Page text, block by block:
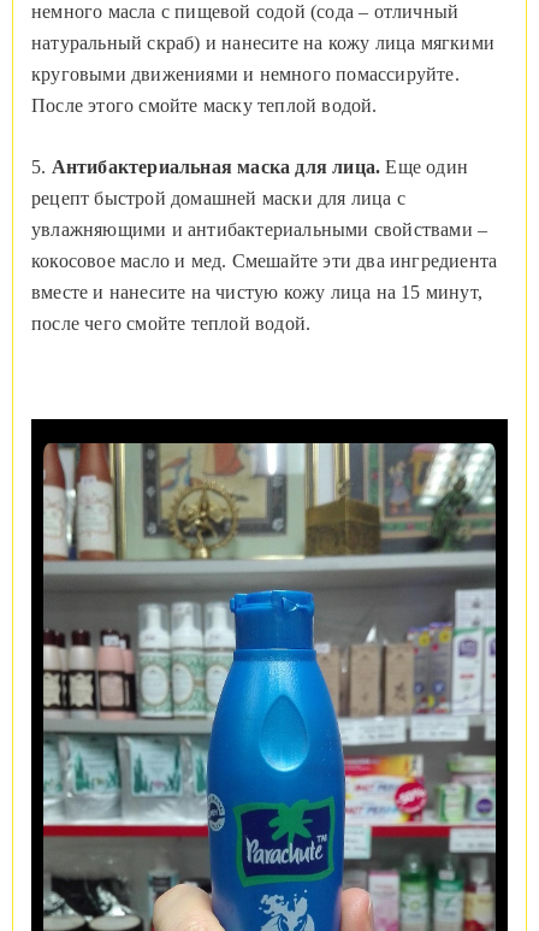
немного масла с пищевой содой (сода – отличный
натуральный скраб) и нанесите на кожу лица мягкими
круговыми движениями и немного помассируйте.
После этого смойте маску теплой водой.
5. Антибактериальная маска для лица. Еще один
рецепт быстрой домашней маски для лица с
увлажняющими и антибактериальными свойствами –
кокосовое масло и мед. Смешайте эти два ингредиента
вместе и нанесите на чистую кожу лица на 15 минут,
после чего смойте теплой водой.